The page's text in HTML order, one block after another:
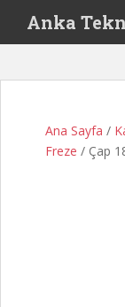
i
Anka
Ana Sayfa /
Freze / Çap